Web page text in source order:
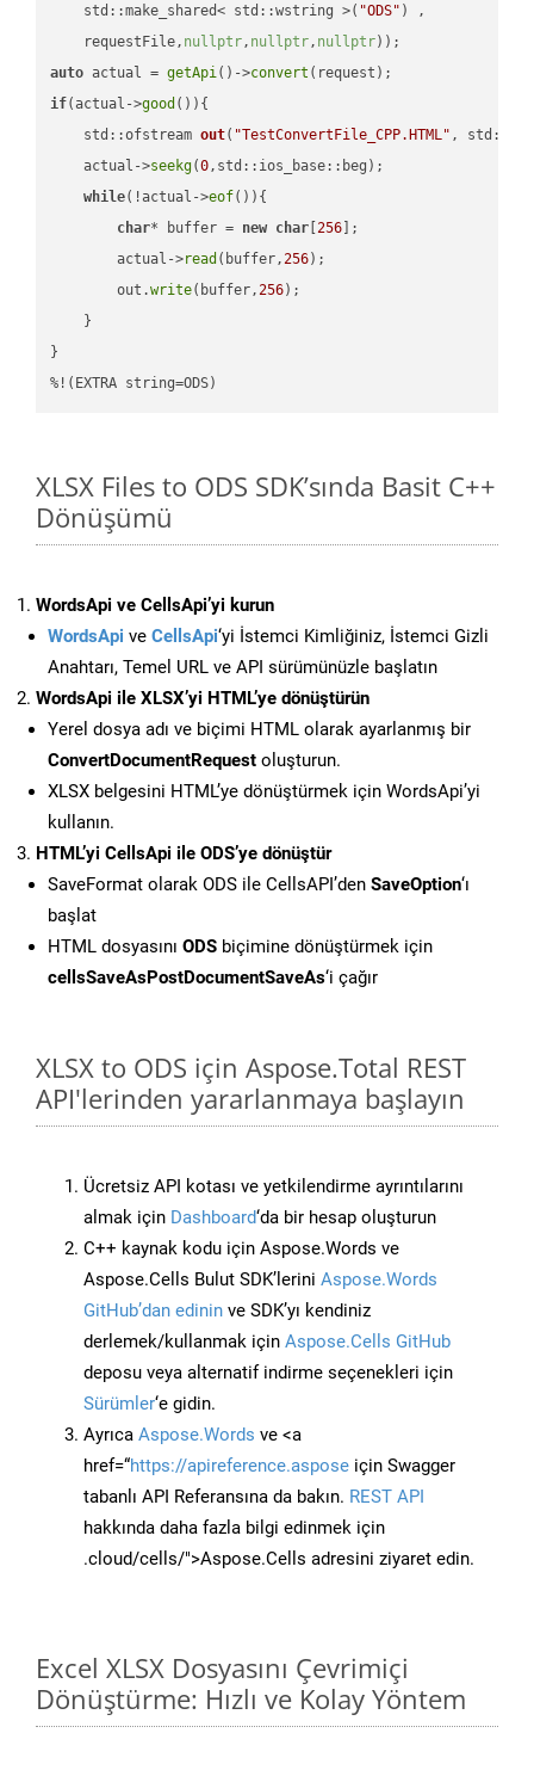
    std::make_shared< std::wstring >(
"ODS" ) ,
    requestFile,
nullptr, nullptr, nullptr))
auto actual = getApi()->convert
if(actual->good ()){
std::ofstream out( "TestConvertFile_CPP.HTML" ,
    actual->
seekg(0,std::ios_base::beg);
while(!actual->eof()){
char* buffer = new char [256 ];
        actual->
read (buffer,256);
        out.
write(buffer,256);
    }
}
%!(EXTRA string=ODS)
XLSX Files to ODS SDK’sında Basit C++
Dönüşümü
WordsApi ve CellsApi’yi kurun
WordsApi ve CellsApi‘yi İstemci Kimliğiniz, İstemci Gizli
Anahtarı, Temel URL ve API sürümünüzle başlatın
WordsApi ile XLSX’yi HTML’ye dönüştürün
Yerel dosya adı ve biçimi HTML olarak ayarlanmış bir
ConvertDocumentRequest oluşturun.
XLSX belgesini HTML’ye dönüştürmek için WordsApi’yi
kullanın.
HTML’yi CellsApi ile ODS’ye dönüştür
SaveFormat olarak ODS ile CellsAPI’den SaveOption‘ı
başlat
HTML dosyasını ODS biçimine dönüştürmek için
cellsSaveAsPostDocumentSaveAs‘i çağır
XLSX to ODS için Aspose.Total REST
API'lerinden yararlanmaya başlayın
Ücretsiz API kotası ve yetkilendirme ayrıntılarını
almak için Dashboard‘da bir hesap oluşturun
C++ kaynak kodu için Aspose.Words ve
Aspose.Cells Bulut SDK’lerini Aspose.Words
GitHub’dan edinin ve SDK’yı kendiniz
derlemek/kullanmak için Aspose.Cells GitHub
deposu veya alternatif indirme seçenekleri için
Sürümler‘e gidin.
Ayrıca Aspose.Words ve <a
href=“https://apireference.aspose için Swagger
tabanlı API Referansına da bakın. REST API
hakkında daha fazla bilgi edinmek için
.cloud/cells/">Aspose.Cells adresini ziyaret edin.
Excel XLSX Dosyasını Çevrimiçi
Dönüştürme: Hızlı ve Kolay Yöntem